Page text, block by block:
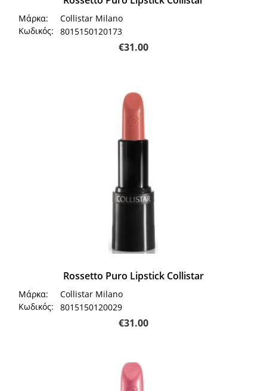
Μάρκα:
Collistar Milano
Κωδικός:
8015150120173
€31.00
Rossetto Puro Lipstick Collistar
Μάρκα:
Collistar Milano
Κωδικός:
8015150120029
€31.00